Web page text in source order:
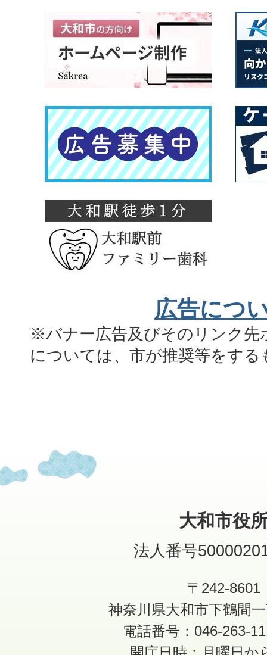
広告につ
※バナー広告及びそのリンク先
については、市が推奨等をす
大和市役
法人番号
〒242-8601
神奈川県大和市下鶴間
電話番号：046-263-